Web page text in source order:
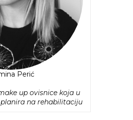
Perić
up ovisnice koja u
na rehabilitaciju